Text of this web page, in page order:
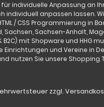
individuelle Anpassung
individuell anpassen
/ CSS Programmierung in
Sachsen-Anhalt,
mit Shopware und
und Vereine in
nutzen Sie unsere
zzgl.